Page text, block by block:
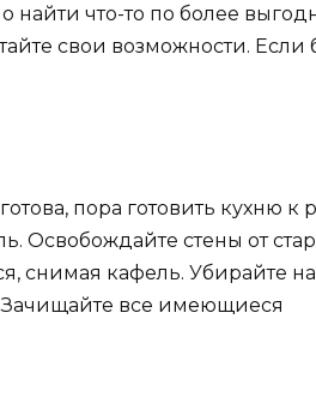
найти что-то по более
свои возможности. Если
пора готовить кухню к
Освобождайте стены от
снимая кафель. Убирайте
все имеющиеся